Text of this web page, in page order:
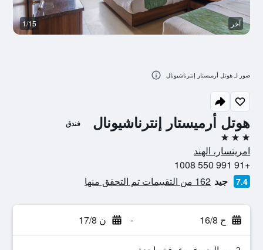
هوتل أرميستار إنترناشيونال فندق
3 نجوم
امريتسار، الهند
+91 991 550 1008
7.4 جيد 162 من التقييمات تم التحقق منها
ح 16/8 - ن 17/8
آخر 1/15
صور لـ هوتل أرميستار إنترناشيونال